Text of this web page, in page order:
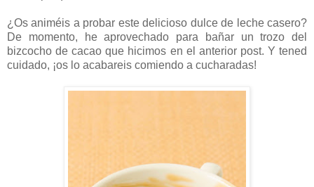
¿Os animéis a probar este delicioso dulce de leche casero?
De momento, he aprovechado para bañar un trozo del
bizcocho de cacao que hicimos en el anterior post. Y tened
cuidado, ¡os lo acabareis comiendo a cucharadas!